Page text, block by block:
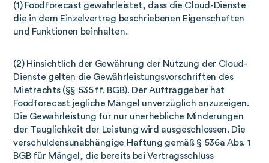
(1) Foodforecast gewährleistet, dass die Cloud-Dienste
die in dem Einzelvertrag beschriebenen Eigenschaften
und Funktionen beinhalten.
(2) Hinsichtlich der Gewährung der Nutzung der Cloud-
Dienste gelten die Gewährleistungsvorschriften des
Mietrechts (§§ 535 ff. BGB). Der Auftraggeber hat
Foodforecast jegliche Mängel unverzüglich anzuzeigen.
Die Gewährleistung für nur unerhebliche Minderungen
der Tauglichkeit der Leistung wird ausgeschlossen. Die
verschuldensunabhängige Haftung gemäß § 536a Abs. 1
BGB für Mängel, die bereits bei Vertragsschluss